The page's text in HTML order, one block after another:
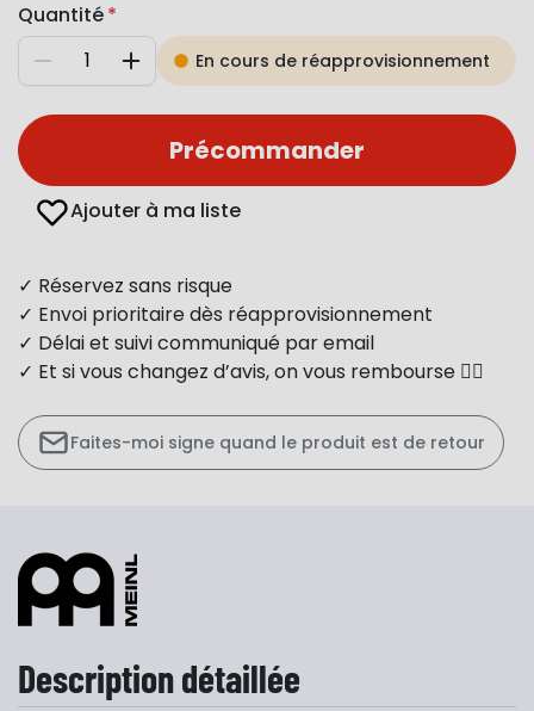
Quantité
Diminuer AugmenterEn cours de réapprovisionnement
Précommander
Ajouter à ma liste
✓ Réservez sans risque
✓ Envoi prioritaire dès réapprovisionnement
✓ Délai et suivi communiqué par email
✓ Et si vous changez d’avis, on vous rembourse 👍🏻
Faites-moi signe quand le produit est de retour
Description détaillée